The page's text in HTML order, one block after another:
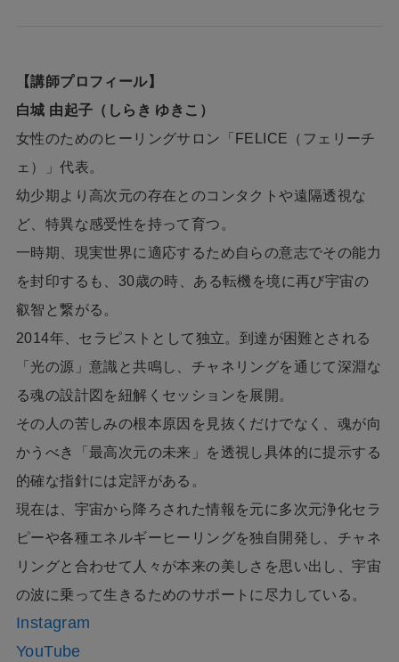
【講師プロフィール】
白城 由起子（しらき ゆきこ）
女性のためのヒーリングサロン「FELICE（フェリーチ
ェ）」代表。
​幼少期より高次元の存在とのコンタクトや遠隔透視な
ど、特異な感受性を持って育つ。
一時期、現実世界に適応するため自らの意志でその能力
を封印するも、30歳の時、ある転機を境に再び宇宙の
叡智と繋がる。
2014年、セラピストとして独立。到達が困難とされる
「光の源」意識と共鳴し、チャネリングを通じて深淵な
る魂の設計図を紐解くセッションを展開。
その人の苦しみの根本原因を見抜くだけでなく、魂が向
かうべき「最高次元の未来」を透視し具体的に提示する
的確な指針には定評がある。
現在は、宇宙から降ろされた情報を元に多次元浄化セラ
ピーや各種エネルギーヒーリングを独自開発し、チャネ
リングと合わせて人々が本来の美しさを思い出し、宇宙
の波に乗って生きるためのサポートに尽力している。
Instagram
YouTube